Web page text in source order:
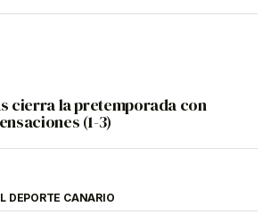
cierra la pretemporada con
(1-3)
DEPORTE CANARIO